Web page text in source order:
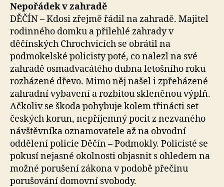
Nepořádek v zahradě
DĚČÍN – Kdosi zřejmě řádil na zahradě. Majitel
rodinného domku a přilehlé zahrady v
děčínských Chrochvicích se obrátil na
podmokelské policisty poté, co nalezl na své
zahradě osmadvacátého dubna letošního roku
rozházené dřevo. Mimo něj našel i zpřeházené
zahradní vybavení a rozbitou skleněnou výplň.
Ačkoliv se škoda pohybuje kolem třinácti set
českých korun, nepříjemný pocit z nezvaného
návštěvníka oznamovatele až na obvodní
oddělení policie Děčín – Podmokly. Policisté se
pokusí nejasné okolnosti objasnit s ohledem na
možné porušení zákona v podobě přečinu
porušování domovní svobody.